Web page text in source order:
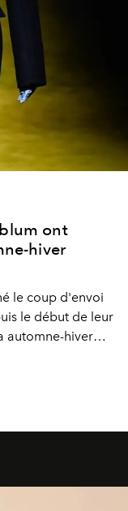
ont
hiver
le coup d'envoi
le début de leur
automne-hiver
de la
ouvert et clôturé
Asa Butterfield